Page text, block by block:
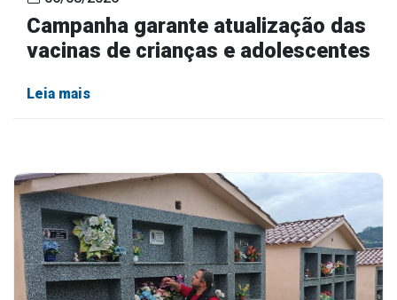
Campanha garante atualização das
vacinas de crianças e adolescentes
Leia mais